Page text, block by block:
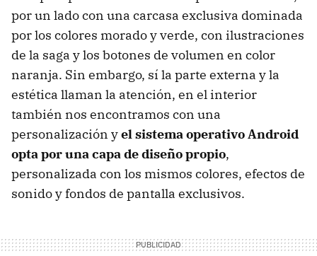
por un lado con una carcasa exclusiva dominada
por los colores morado y verde, con ilustraciones
de la saga y los botones de volumen en color
naranja. Sin embargo, sí la parte externa y la
estética llaman la atención, en el interior
también nos encontramos con una
personalización yel sistema operativo Android
opta por una capa de diseño propio,
personalizada con los mismos colores, efectos de
sonido y fondos de pantalla exclusivos.